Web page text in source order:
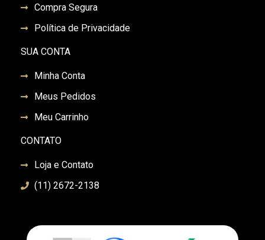
Compra Segura
Política de Privacidade
SUA CONTA
Minha Conta
Meus Pedidos
Meu Carrinho
CONTATO
Loja e Contato
(11) 2672-2138